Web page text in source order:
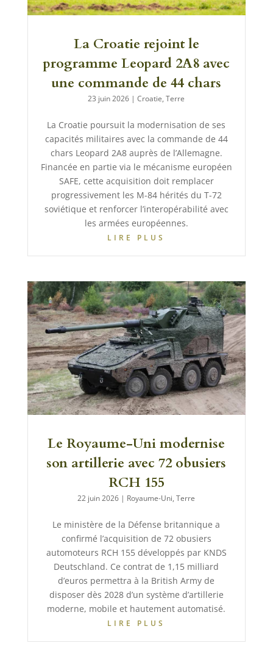
La Croatie rejoint le
programme Leopard 2A8 avec
une commande de 44 chars
23 juin 2026 |Croatie,Terre
La Croatie poursuit la modernisation de ses
capacités militaires avec la commande de 44
chars Leopard 2A8 auprès de l’Allemagne.
Financée en partie via le mécanisme européen
SAFE, cette acquisition doit remplacer
progressivement les M-84 hérités du T-72
soviétique et renforcer l’interopérabilité avec
les armées européennes.
LIRE PLUS
Le Royaume-Uni modernise
son artillerie avec 72 obusiers
RCH 155
22 juin 2026 | Royaume-Uni,Terre
Le ministère de la Défense britannique a
confirmé l’acquisition de 72 obusiers
automoteurs RCH 155 développés par KNDS
Deutschland. Ce contrat de 1,15 milliard
d’euros permettra à la British Army de
disposer dès 2028 d’un système d’artillerie
moderne, mobile et hautement automatisé.
LIRE PLUS